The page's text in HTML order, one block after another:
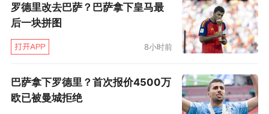
投资。PIF将以投资决策的方式为球场项目融资，
与PIF投资组合中的其他项目一致。也就是说，他
们压根就无意像阿布那样，很大程度上不计回报
几乎从沙特人入主之初，纽卡就在酝酿新球场事
罗德里改去巴萨？巴萨拿下皇马最
后一块拼图
8小时前
巴萨拿下罗德里？首次报价4500万
欧已被曼城拒绝